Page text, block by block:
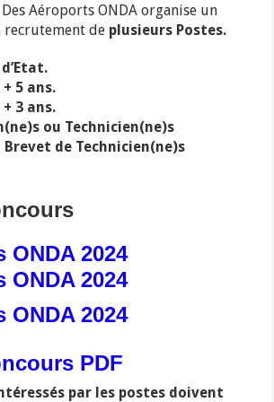
Aéroports ONDA organise un
recrutement de plusieurs Postes.
5 ans.
3 ans.
ou Technicien(ne)s
Brevet de Technicien(ne)s
PDF
par les postes doivent